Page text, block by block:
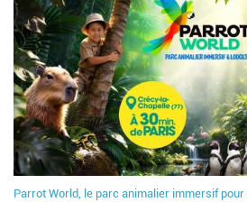
Parrot World, le parc animalier immersif